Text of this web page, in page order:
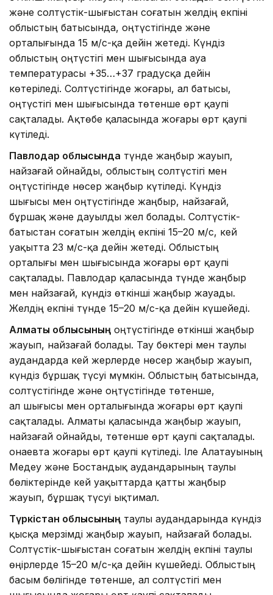
және солтүстік-шығыстан соғатын желдің екпіні
облыстың батысында, оңтүстігінде және
орталығында 15 м/с-қа дейін жетеді. Күндіз
облыстың оңтүстігі мен шығысында ауа
температурасы +35…+37 градусқа дейін
көтеріледі. Солтүстігінде жоғары, ал батысы,
оңтүстігі мен шығысында төтенше өрт қаупі
сақталады. Ақтөбе қаласында жоғары өрт қаупі
күтіледі.
Павлодар облысында түнде жаңбыр жауып,
найзағай ойнайды, облыстың солтүстігі мен
оңтүстігінде нөсер жаңбыр күтіледі. Күндіз
шығысы мен оңтүстігінде жаңбыр, найзағай,
бұршақ және дауылды жел болады. Солтүстік-
батыстан соғатын желдің екпіні 15–20 м/с, кей
уақытта 23 м/с-қа дейін жетеді. Облыстың
орталығы мен шығысында жоғары өрт қаупі
сақталады. Павлодар қаласында түнде жаңбыр
мен найзағай, күндіз өткінші жаңбыр жауады.
Желдің екпіні түнде 15–20 м/с-қа дейін күшейеді.
Алматы облысының оңтүстігінде өткінші жаңбыр
жауып, найзағай болады. Тау бөктері мен таулы
аудандарда кей жерлерде нөсер жаңбыр жауып,
күндіз бұршақ түсуі мүмкін. Облыстың батысында,
солтүстігінде және оңтүстігінде төтенше,
ал шығысы мен орталығында жоғары өрт қаупі
сақталады. Алматы қаласында жаңбыр жауып,
найзағай ойнайды, төтенше өрт қаупі сақталады.
Қонаевта жоғары өрт қаупі күтіледі. Іле Алатауының
Медеу және Бостандық аудандарының таулы
бөліктерінде кей уақыттарда қатты жаңбыр
жауып, бұршақ түсуі ықтимал.
Түркістан облысының таулы аудандарында күндіз
қысқа мерзімді жаңбыр жауып, найзағай болады.
Солтүстік-шығыстан соғатын желдің екпіні таулы
өңірлерде 15–20 м/с-қа дейін күшейеді. Облыстың
басым бөлігінде төтенше, ал солтүстігі мен